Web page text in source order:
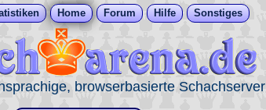
Home Forum Hilfe Sonstiges
browserbasierte Schachserver